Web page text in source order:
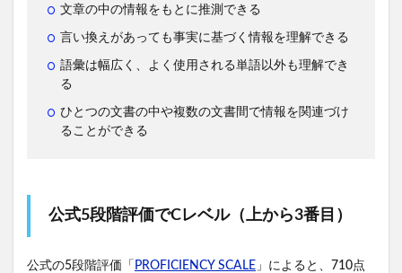
文章の中の情報をもとに推測できる
言い換えがあっても事実に基づく情報を理解できる
語彙は幅広く、よく使用される単語以外も理解でき
る
ひとつの文書の中や複数の文書間で情報を関連づけ
ることができる
公式5段階評価でCレベル（上から3番目）
公式の5段階評価「 PROFICIENCY SCALE 」によると、710点